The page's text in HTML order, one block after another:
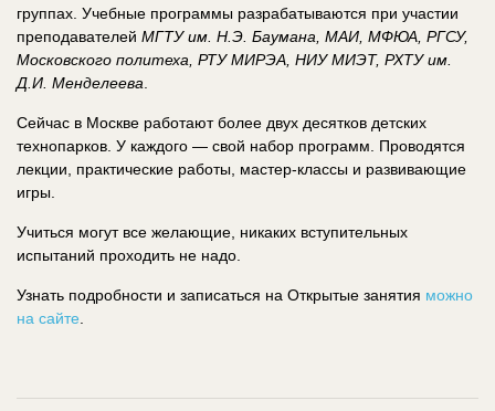
группах. Учебные программы разрабатываются при участии
преподавателей МГТУ им. Н.Э. Баумана, МАИ, МФЮА, РГСУ,
Московского политеха, РТУ МИРЭА, НИУ МИЭТ, РХТУ им.
Д.И. Менделеева
Сейчас в Москве работают более двух десятков детских
технопарков. У каждого — свой набор программ. Проводятся
лекции, практические работы, мастер-классы и развивающие
игры.
Учиться могут все желающие, никаких вступительных
испытаний проходить не надо.
Узнать подробности и записаться на Открытые занятия можно
на сайте